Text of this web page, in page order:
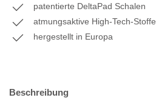
patentierte DeltaPad Schalen
atmungsaktive High-Tech-Stoffe
hergestellt in Europa
Beschreibung